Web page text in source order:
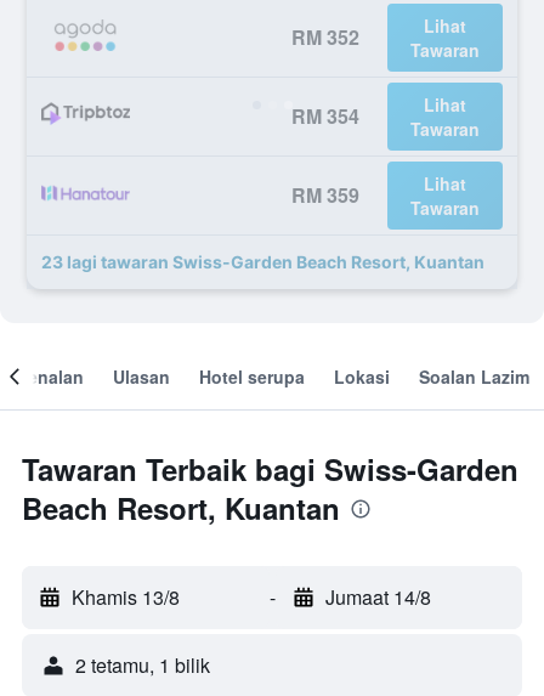
RM 352
Lihat
Tawaran
RM 354
Lihat
Tawaran
RM 359
Lihat
Tawaran
23 lagi tawaran Swiss-Garden Beach Resort, Kuantan
Ulasan Hotel serupa Lokasi Soalan Lazim
Tawaran Terbaik bagi Swiss-Garden
Beach Resort, Kuantan
Khamis 13/8 - Jumaat 14/8
2 tetamu, 1 bilik